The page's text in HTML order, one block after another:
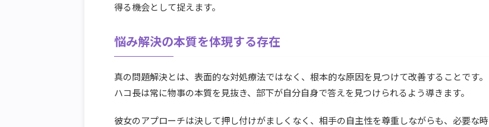
得る機会として捉えます。
悩み解決の本質を体現する存在
真の問題解決とは、表面的な対処療法ではなく、根本的な原因を見つけて改善することです。
ハコ長は常に物事の本質を見抜き、部下が自分自身で答えを見つけられるよう導きます。
彼女のアプローチは決して押し付けがましくなく、相手の自主性を尊重しながらも、必要な時